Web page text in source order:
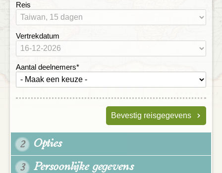
Reis
Vertrekdatum
Aantal deelnemers*
Bevestig reisgegevens
2 Opties
3 Persoonlijke gegevens